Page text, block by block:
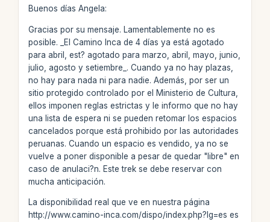
Buenos días Angela:
Gracias por su mensaje. Lamentablemente no es
posible. _El Camino Inca de 4 días ya está agotado
para abril, est? agotado para marzo, abril, mayo, junio,
julio, agosto y setiembre_. Cuando ya no hay plazas,
no hay para nada ni para nadie. Además, por ser un
sitio protegido controlado por el Ministerio de Cultura,
ellos imponen reglas estrictas y le informo que no hay
una lista de espera ni se pueden retomar los espacios
cancelados porque está prohibido por las autoridades
peruanas. Cuando un espacio es vendido, ya no se
vuelve a poner disponible a pesar de quedar "libre" en
caso de anulaci?n. Este trek se debe reservar con
mucha anticipación.
La disponibilidad real que ve en nuestra página
http://www.camino-inca.com/dispo/index.php?lg=es es